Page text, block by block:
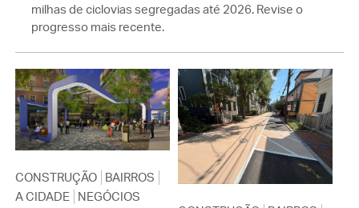
milhas de ciclovias segregadas até 2026. Revise o
progresso mais recente.
CONSTRUÇÃO BAIRROS
A CIDADE NEGÓCIOS